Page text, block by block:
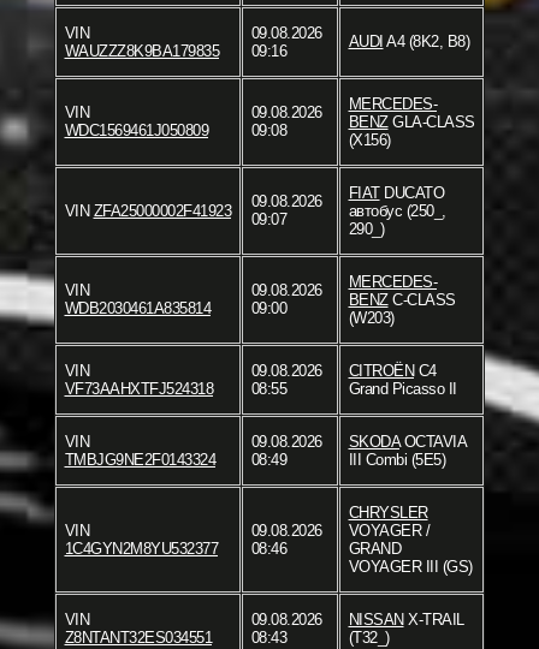
VIN
WAUZZZ8K9BA179835
09.08.2026
09:16
AUDI A4 (8K2, B8)
VIN
WDC1569461J050809
09.08.2026
09:08
MERCEDES-
BENZGLA-CLASS
(X156)
VIN ZFA25000002F41923
09.08.2026
09:07
FIATDUCATO
автобус (250_,
290_)
VIN
WDB2030461A835814
09.08.2026
09:00
MERCEDES-
BENZC-CLASS
(W203)
VIN
VF73AAHXTFJ524318
09.08.2026
08:55
CITROËN C4
Grand Picasso II
VIN
TMBJG9NE2F0143324
09.08.2026
08:49
SKODAOCTAVIA
III Combi (5E5)
VIN
1C4GYN2M8YU532377
09.08.2026
08:46
CHRYSLER
VOYAGER /
GRAND
VOYAGER III (GS)
VIN
Z8NTANT32ES034551
09.08.2026
08:43
NISSAN X-TRAIL
(T32_)